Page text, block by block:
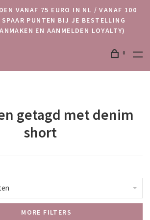
VANAF 75 EURO IN NL / VANAF 100
PUNTEN BIJ JE BESTELLING
EN AANMELDEN LOYALTY)
0
getagd met denim
short
MORE FILTERS